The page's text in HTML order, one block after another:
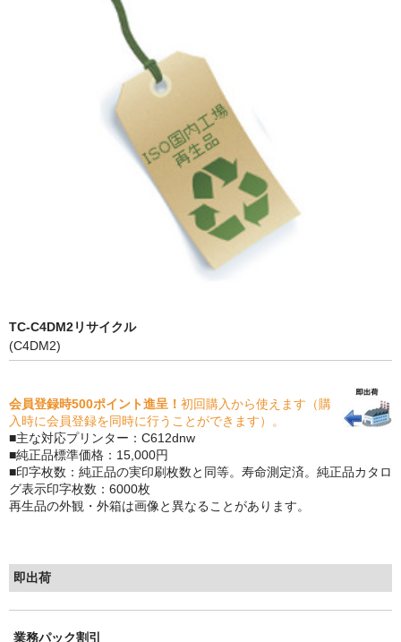
特定商取引法に基づく表示
貴社都合返品
購入ガイド
トナーの種類と比較
トナー再生の流れ
もっと安い販売店があります。何が違うのですか？
リサイクルトナーの評価
リサイクルトナーの選び方
TC-C4DM2リサイクル
(C4DM2)
会員登録時500ポイント進呈！ 初回購入から使えます（購
入時に会員登録を同時に行うことができます）。
■主な対応プリンター：C612dnw
■純正品標準価格：15,000円
■印字枚数：純正品の実印刷枚数と同等。寿命測定済。純正品カタロ
グ表示印字枚数：6000枚
再生品の外観・外箱は画像と異なることがあります。
即出荷
業務パック割引